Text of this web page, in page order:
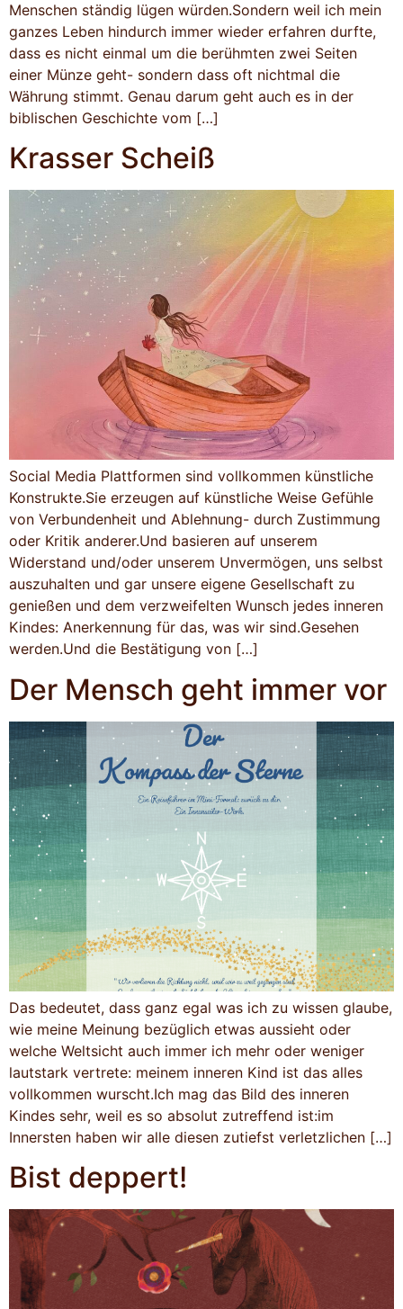
Menschen ständig lügen würden.Sondern weil ich mein
ganzes Leben hindurch immer wieder erfahren durfte,
dass es nicht einmal um die berühmten zwei Seiten
einer Münze geht- sondern dass oft nichtmal die
Währung stimmt. Genau darum geht auch es in der
biblischen Geschichte vom […]
Krasser Scheiß
Social Media Plattformen sind vollkommen künstliche
Konstrukte.Sie erzeugen auf künstliche Weise Gefühle
von Verbundenheit und Ablehnung- durch Zustimmung
oder Kritik anderer.Und basieren auf unserem
Widerstand und/oder unserem Unvermögen, uns selbst
auszuhalten und gar unsere eigene Gesellschaft zu
genießen und dem verzweifelten Wunsch jedes inneren
Kindes: Anerkennung für das, was wir sind.Gesehen
werden.Und die Bestätigung von […]
Der Mensch geht immer vor
Das bedeutet, dass ganz egal was ich zu wissen glaube,
wie meine Meinung bezüglich etwas aussieht oder
welche Weltsicht auch immer ich mehr oder weniger
lautstark vertrete: meinem inneren Kind ist das alles
vollkommen wurscht.Ich mag das Bild des inneren
Kindes sehr, weil es so absolut zutreffend ist:im
Innersten haben wir alle diesen zutiefst verletzlichen […]
Bist deppert!